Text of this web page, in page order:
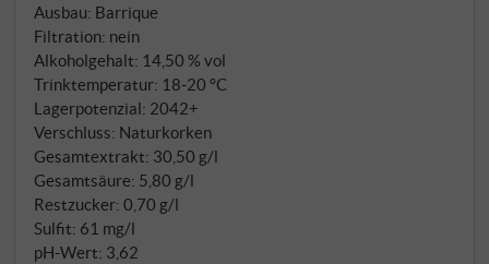
Ausbau: Barrique
Filtration: nein
Alkoholgehalt: 14,50 % vol
Trinktemperatur: 18‑20 °C
Lagerpotenzial: 2042+
Verschluss: Naturkorken
Gesamtextrakt: 30,50 g/l
Gesamtsäure: 5,80 g/l
Restzucker: 0,70 g/l
Sulfit: 61 mg/l
pH-Wert: 3,62